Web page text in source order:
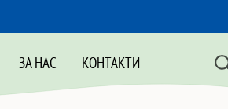
ЗА НАС КОНТАКТИ